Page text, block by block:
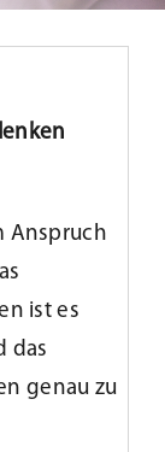
Anspruch
ist es
das
genau zu